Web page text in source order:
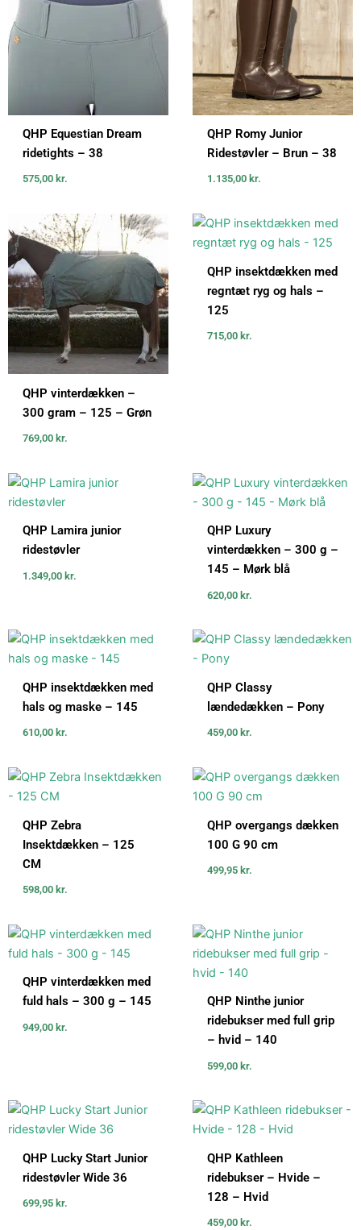
QHP Equestian Dream
ridetights – 38
575,00 kr.
QHP Romy Junior
Ridestøvler – Brun – 38
1.135,00 kr.
QHP vinterdækken –
300 gram – 125 – Grøn
769,00 kr.
QHP insektdækken med
regntæt ryg og hals –
125
715,00 kr.
QHP Lamira junior
ridestøvler
1.349,00 kr.
QHP Luxury
vinterdækken – 300 g –
145 – Mørk blå
620,00 kr.
QHP insektdækken med
hals og maske – 145
610,00 kr.
QHP Classy
lændedækken – Pony
459,00 kr.
QHP Zebra
Insektdækken – 125
CM
598,00 kr.
QHP overgangs dækken
100 G 90 cm
499,95 kr.
QHP vinterdækken med
fuld hals – 300 g – 145
949,00 kr.
QHP Ninthe junior
ridebukser med full grip
– hvid – 140
599,00 kr.
QHP Lucky Start Junior
ridestøvler Wide 36
699,95 kr.
QHP Kathleen
ridebukser – Hvide –
128 – Hvid
459,00 kr.